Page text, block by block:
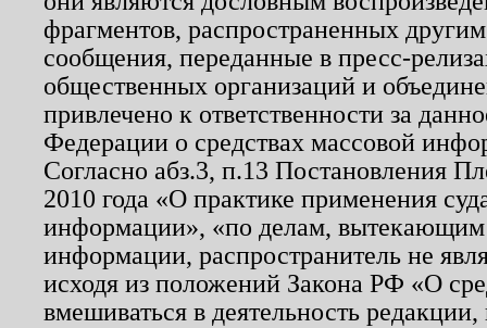
фрагментов, распространенных
сообщения, переданные в пресс-
общественных организаций и
привлечено к ответственности за
Федерации о средствах массовой
Согласно абз.3, п.13 Постановления
2010 года «О практике применения
информации», «по делам, вытекающим
информации, распространитель не
исходя из положений Закона РФ «О
вмешиваться в деятельность